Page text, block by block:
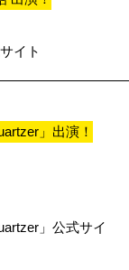
イト
」出演！
」公式サイ